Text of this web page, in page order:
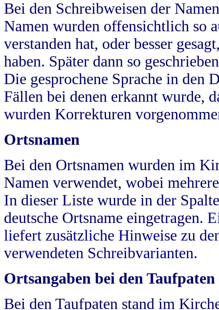
Bei den Schreibweisen der
Namen wurden offensichtlich so
verstanden hat, oder besser
haben. Später dann so
Die gesprochene Sprache in
Fällen bei denen erkannt wurde,
wurden Korrekturen
Ortsnamen
Bei den Ortsnamen wurden im
Namen verwendet, wobei
In dieser Liste wurde in der
deutsche Ortsname eingetragen.
liefert zusätzliche Hinweise zu
verwendeten Schreibvarianten.
Ortsangaben bei den Taufpaten
Bei den Taufpaten stand im